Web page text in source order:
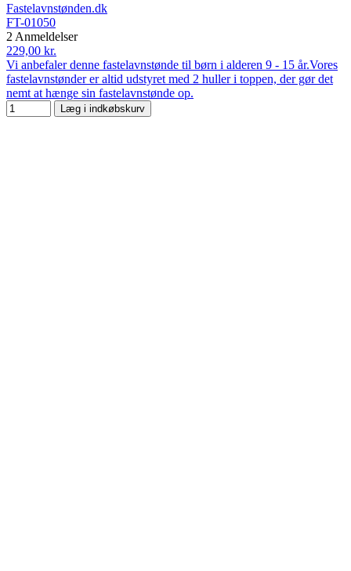
Fastelavnstønden.dk
FT-01050
2 Anmeldelser
229,00 kr.
Vi anbefaler denne fastelavnstønde til børn i alderen 9 - 15 år.Vores
fastelavnstønder er altid udstyret med 2 huller i toppen, der gør det
nemt at hænge sin fastelavnstønde op.
Læg i indkøbskurv